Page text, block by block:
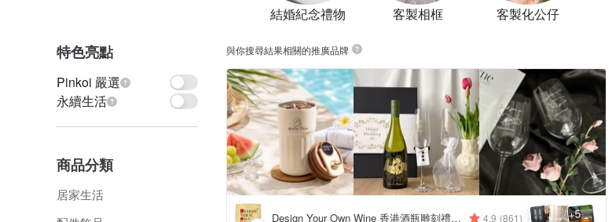
結婚紀念禮物 客製相框 客製化公仔
特色亮點
Pinkoi 嚴選
永續生活
商品分類
居家生活
與你搜尋結果相關的推廣品牌
Design Your Own Wine 香港酒瓶雕刻禮品專門店 4.9 (861) +5